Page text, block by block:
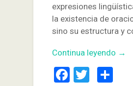
expresiones
la existencia de
sino su estructura y
Continua leyendo →
Facebook
Twitter